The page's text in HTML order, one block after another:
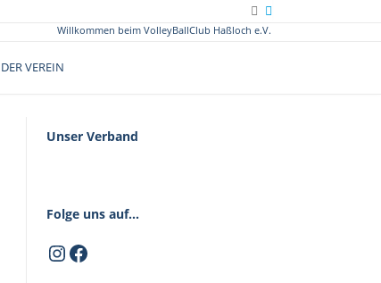
Willkommen beim VolleyBallClub Haßloch e.V.
DER VEREIN
Unser Verband
Folge uns auf...
Instagram
Facebook